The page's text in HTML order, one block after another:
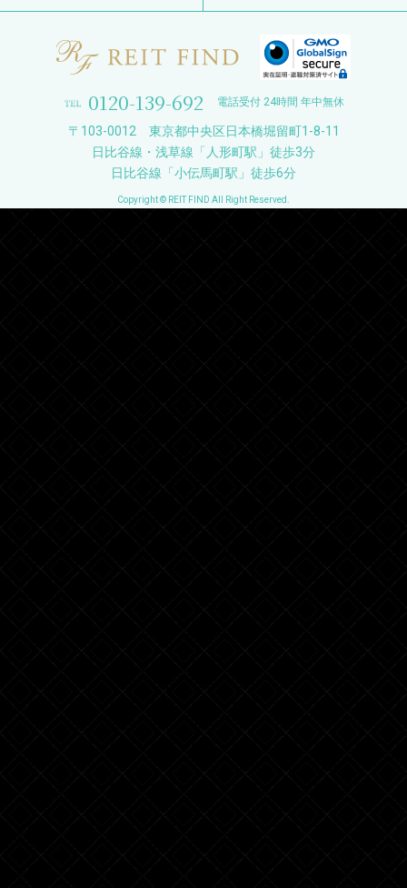
0120-139-692 電話受付 24時間 年中無休
〒103-0012 東京都中央区日本橋堀留町1-8-11
日比谷線・浅草線「人形町駅」徒歩3分
日比谷線「小伝馬町駅」徒歩6分
Copyright © REIT FIND All Right Reserved.